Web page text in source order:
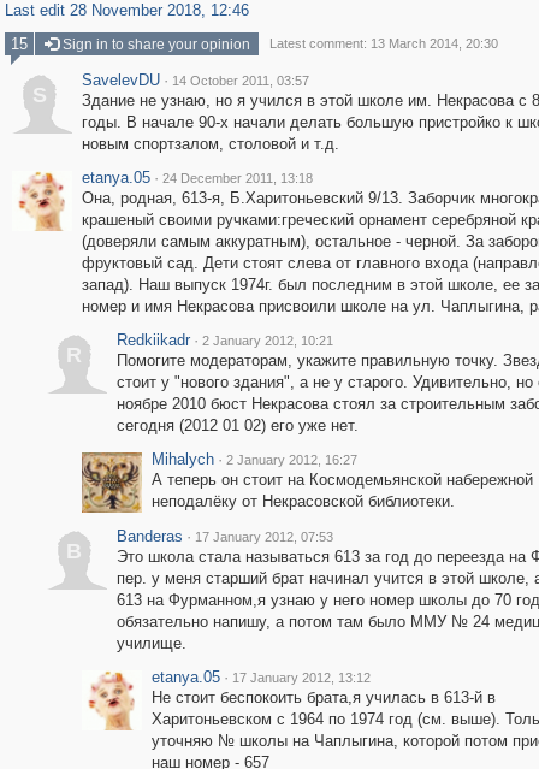
Last edit 28 November 2018, 12:46
15
Sign in to share your opinion Latest comment: 13 March 2014, 20:30
S
SavelevDU · 14 October 2011, 03:57
Здание не узнаю, но я учился в этой школе им. Некрасова с
годы. В начале 90-х начали делать большую пристройко к
новым спортзалом, столовой и т.д.
etanya.05 · 24 December 2011, 13:18
Она, родная, 613-я, Б.Харитоньевский 9/13. Заборчик
крашеный своими ручками:греческий орнамент серебряной
(доверяли самым аккуратным), остальное - черной. За
фруктовый сад. Дети стоят слева от главного входа
запад). Наш выпуск 1974г. был последним в этой школе, ее
номер и имя Некрасова присвоили школе на ул. Чаплыгина,
R
Redkiikadr · 2 January 2012, 10:21
Помогите модераторам, укажите правильную точку.
стоит у "нового здания", а не у старого. Удивительно,
ноябре 2010 бюст Некрасова стоял за строительным
сегодня (2012 01 02) его уже нет.
Mihalych · 2 January 2012, 16:27
А теперь он стоит на Космодемьянской набережной
неподалёку от Некрасовской библиотеки.
B
Banderas · 17 January 2012, 07:53
Это школа стала называться 613 за год до переезда на
пер. у меня старший брат начинал учится в этой школе,
613 на Фурманном,я узнаю у него номер школы до 70
обязательно напишу, а потом там было ММУ № 24
училище.
etanya.05 · 17 January 2012, 13:12
Не стоит беспокоить брата,я училась в 613-й в
Харитоньевском с 1964 по 1974 год (см. выше).
уточняю № школы на Чаплыгина, которой потом
наш номер - 657